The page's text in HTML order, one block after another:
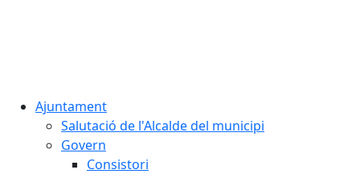
Ajuntament
Salutació de l'Alcalde del municipi
Govern
Consistori